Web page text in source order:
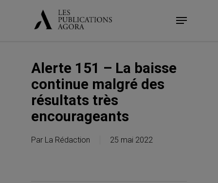
Menu
Alerte 151 – La baisse
continue malgré des
résultats très
encourageants
Par La Rédaction 25 mai 2022